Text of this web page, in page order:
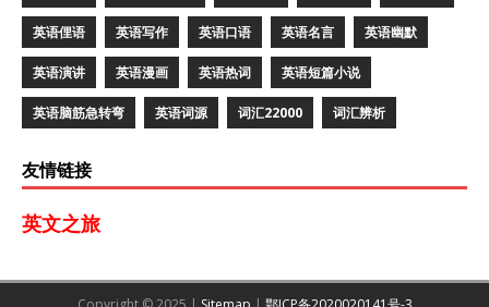
英语俚语 英语写作 英语口语 英语名言 英语幽默
英语演讲 英语漫画 英语热词 英语短篇小说
英语脑筋急转弯 英语词源 词汇22000 词汇辨析
友情链接
英文之旅